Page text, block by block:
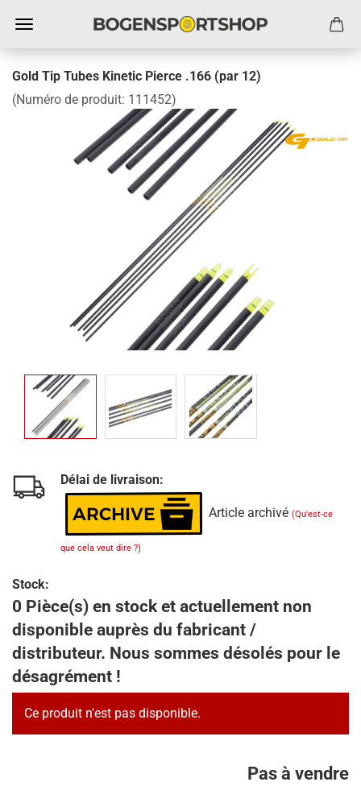
Gold Tip Tubes Kinetic Pierce .166 (par 12)
(Numéro de produit: 111452)
Délai de livraison:
Article archivé (Qu'est-ce
que cela veut dire ?)
Stock:
0 Pièce(s) en stock et actuellement non
disponible auprès du fabricant /
distributeur. Nous sommes désolés pour le
désagrément !
Ce produit n'est pas disponible.
Pas à vendre